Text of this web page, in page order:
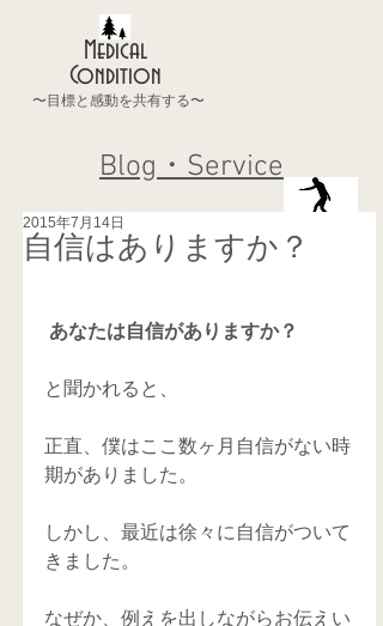
Medical
Condition
〜目標と感動を共有する〜
Blog・Service
自信はありますか？
2015年7月14日
あなたは自信がありますか？
と聞かれると、
正直、僕はここ数ヶ月自信がない時
期がありました。
しかし、最近は徐々に自信がついて
きました。
なぜか、例えを出しながらお伝えい